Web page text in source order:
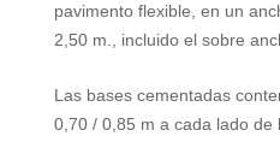
pavimento flexible, en un
2,50 m ., incluido el sobre
Las bases cementadas
0,70 / 0,85 m a cada lado de